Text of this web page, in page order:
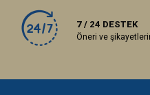
7 / 24 DESTEK
Öneri ve